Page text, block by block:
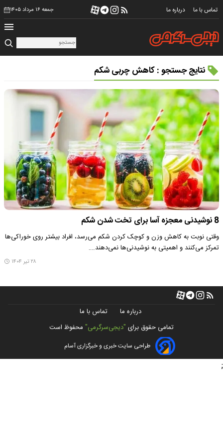
تماس با ما درباره ما جمعه ۱۶ مرداد ۱۴۰۵
نتایج جستجو : کاهش چربی شکم
8 نوشیدنی معجزه آسا برای تخت شدن شکم
وقتی نوبت به کاهش وزن و کوچک کردن شکم می‌رسد، افراد بیشتر روی خوراکی‌ها
تمرکز می‌کنند و اهمیتی به نوشیدنی‌ها نمی‌دهند.…
۲۸ تیر ۱۴۰۴
درباره ما
تماس با ما
تمامی حقوق برای "دیجی‌سرگرمی" محفوظ است
طراحی سایت خبری و خبرگزاری آسام
;